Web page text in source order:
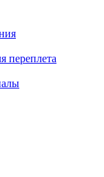
переплета